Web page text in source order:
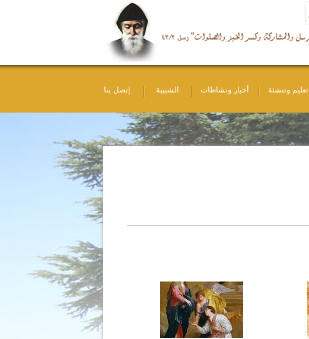
تعليم وتنشئة أخبار ونشاطات الشبيبة إتصل بنا